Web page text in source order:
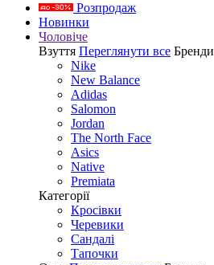
Розпродаж
Новинки
Чоловіче
Взуття Переглянути все Бренди
Nike
New Balance
Adidas
Salomon
Jordan
The North Face
Asics
Native
Premiata
Категорії
Кросівки
Черевики
Сандалі
Tапочки